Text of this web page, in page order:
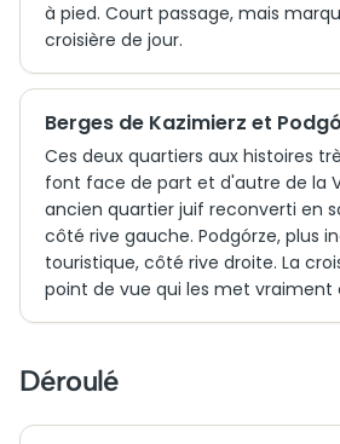
à pied. Court passage, mais
croisière de jour.
Berges de Kazimierz et
Ces deux quartiers aux histoires
font face de part et d'autre de la
ancien quartier juif reconverti en
côté rive gauche. Podgórze, plus
touristique, côté rive droite. La
point de vue qui les met vraiment
Déroulé